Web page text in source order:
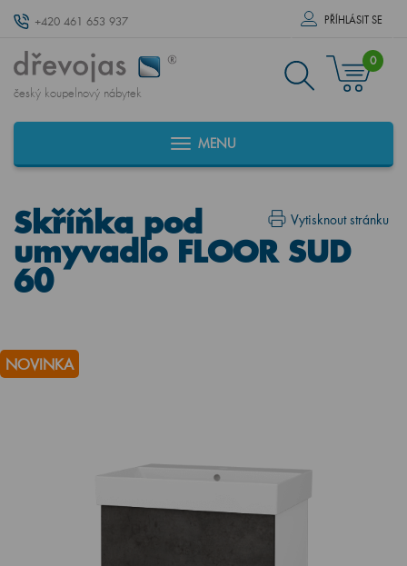
+420 461 653 937 PŘÍHLÁSIT SE
český koupelnový nábytek
0
MENU
Vytisknout stránku
Skříňka pod
umyvadlo FLOOR SUD
60
NOVINKA